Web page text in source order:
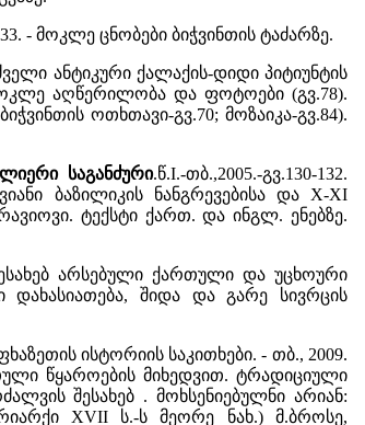
- მოკლე ცნობები ბიჭვინთის ტაძარზე.
ანტიკური ქალაქის-დიდი პიტიუნტის
აღწერილობა და ფოტოები (გვ.78).
ოთხთავი-გვ.70; მოზაიკა-გვ.84).
საგანძური.წ.I.-თბ.,2005.-გვ.130-132.
ბაზილიკის ნანგრევებისა და X-XI
ტექსტი ქართ. და ინგლ. ენებზე.
არსებული ქართული და უცხოური
შიდა და გარე სივრცის
ისტორიის საკითხები. - თბ., 2009.
წყაროების მიხედვით. ტრადიციული
შესახებ . მოხსენიებულნი არიან:
XVII ს.-ს მეორე ნახ.) მ.ბროსე,